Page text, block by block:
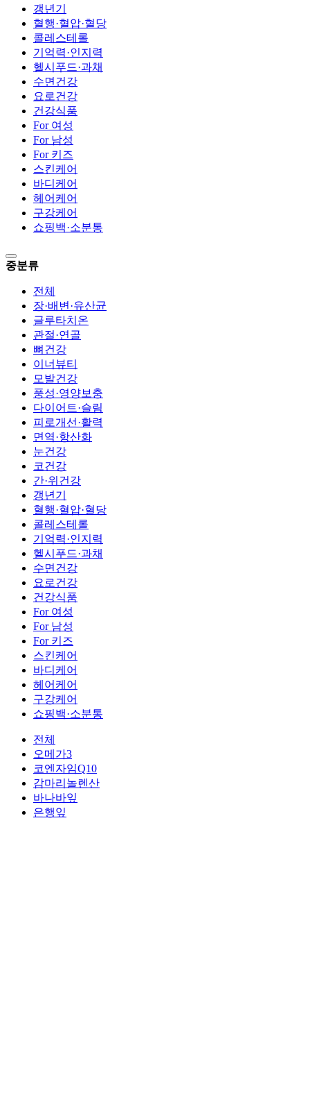
갱년기
혈행·혈압·혈당
콜레스테롤
기억력·인지력
헬시푸드·과채
수면건강
요로건강
건강식품
For 여성
For 남성
For 키즈
스킨케어
바디케어
헤어케어
구강케어
쇼핑백·소분통
중분류
전체
장·배변·유산균
글루타치온
관절·연골
뼈건강
이너뷰티
모발건강
풍성·영양보충
다이어트·슬림
피로개선·활력
면역·항산화
눈건강
코건강
간·위건강
갱년기
혈행·혈압·혈당
콜레스테롤
기억력·인지력
헬시푸드·과채
수면건강
요로건강
건강식품
For 여성
For 남성
For 키즈
스킨케어
바디케어
헤어케어
구강케어
쇼핑백·소분통
전체
오메가3
코엔자임Q10
감마리놀렌산
바나바잎
은행잎